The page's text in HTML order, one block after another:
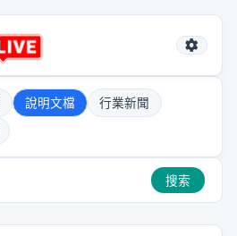
說明文檔
行業新聞
搜索